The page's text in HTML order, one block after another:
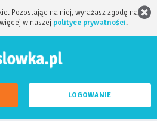
Pozostając na niej, wyrażasz zgodę na
w naszej polityce prywatności.
LOGOWANIE